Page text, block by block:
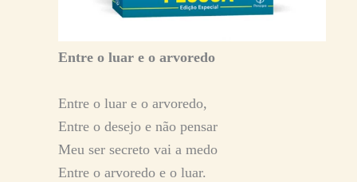
Entre o luar e o arvoredo
Entre o luar e o arvoredo,
Entre o desejo e não pensar
Meu ser secreto vai a medo
Entre o arvoredo e o luar.